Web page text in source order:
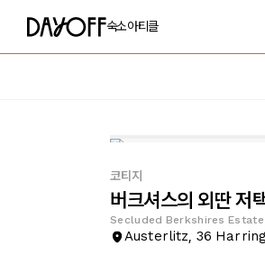
숙소아티클
코티지
버크셔스의 외딴 저
Secluded Berkshires
Austerlitz, 36